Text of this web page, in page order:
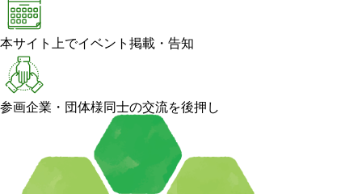
本サイト上でイベント掲載・告知
参画企業・団体様同士の交流を後押し